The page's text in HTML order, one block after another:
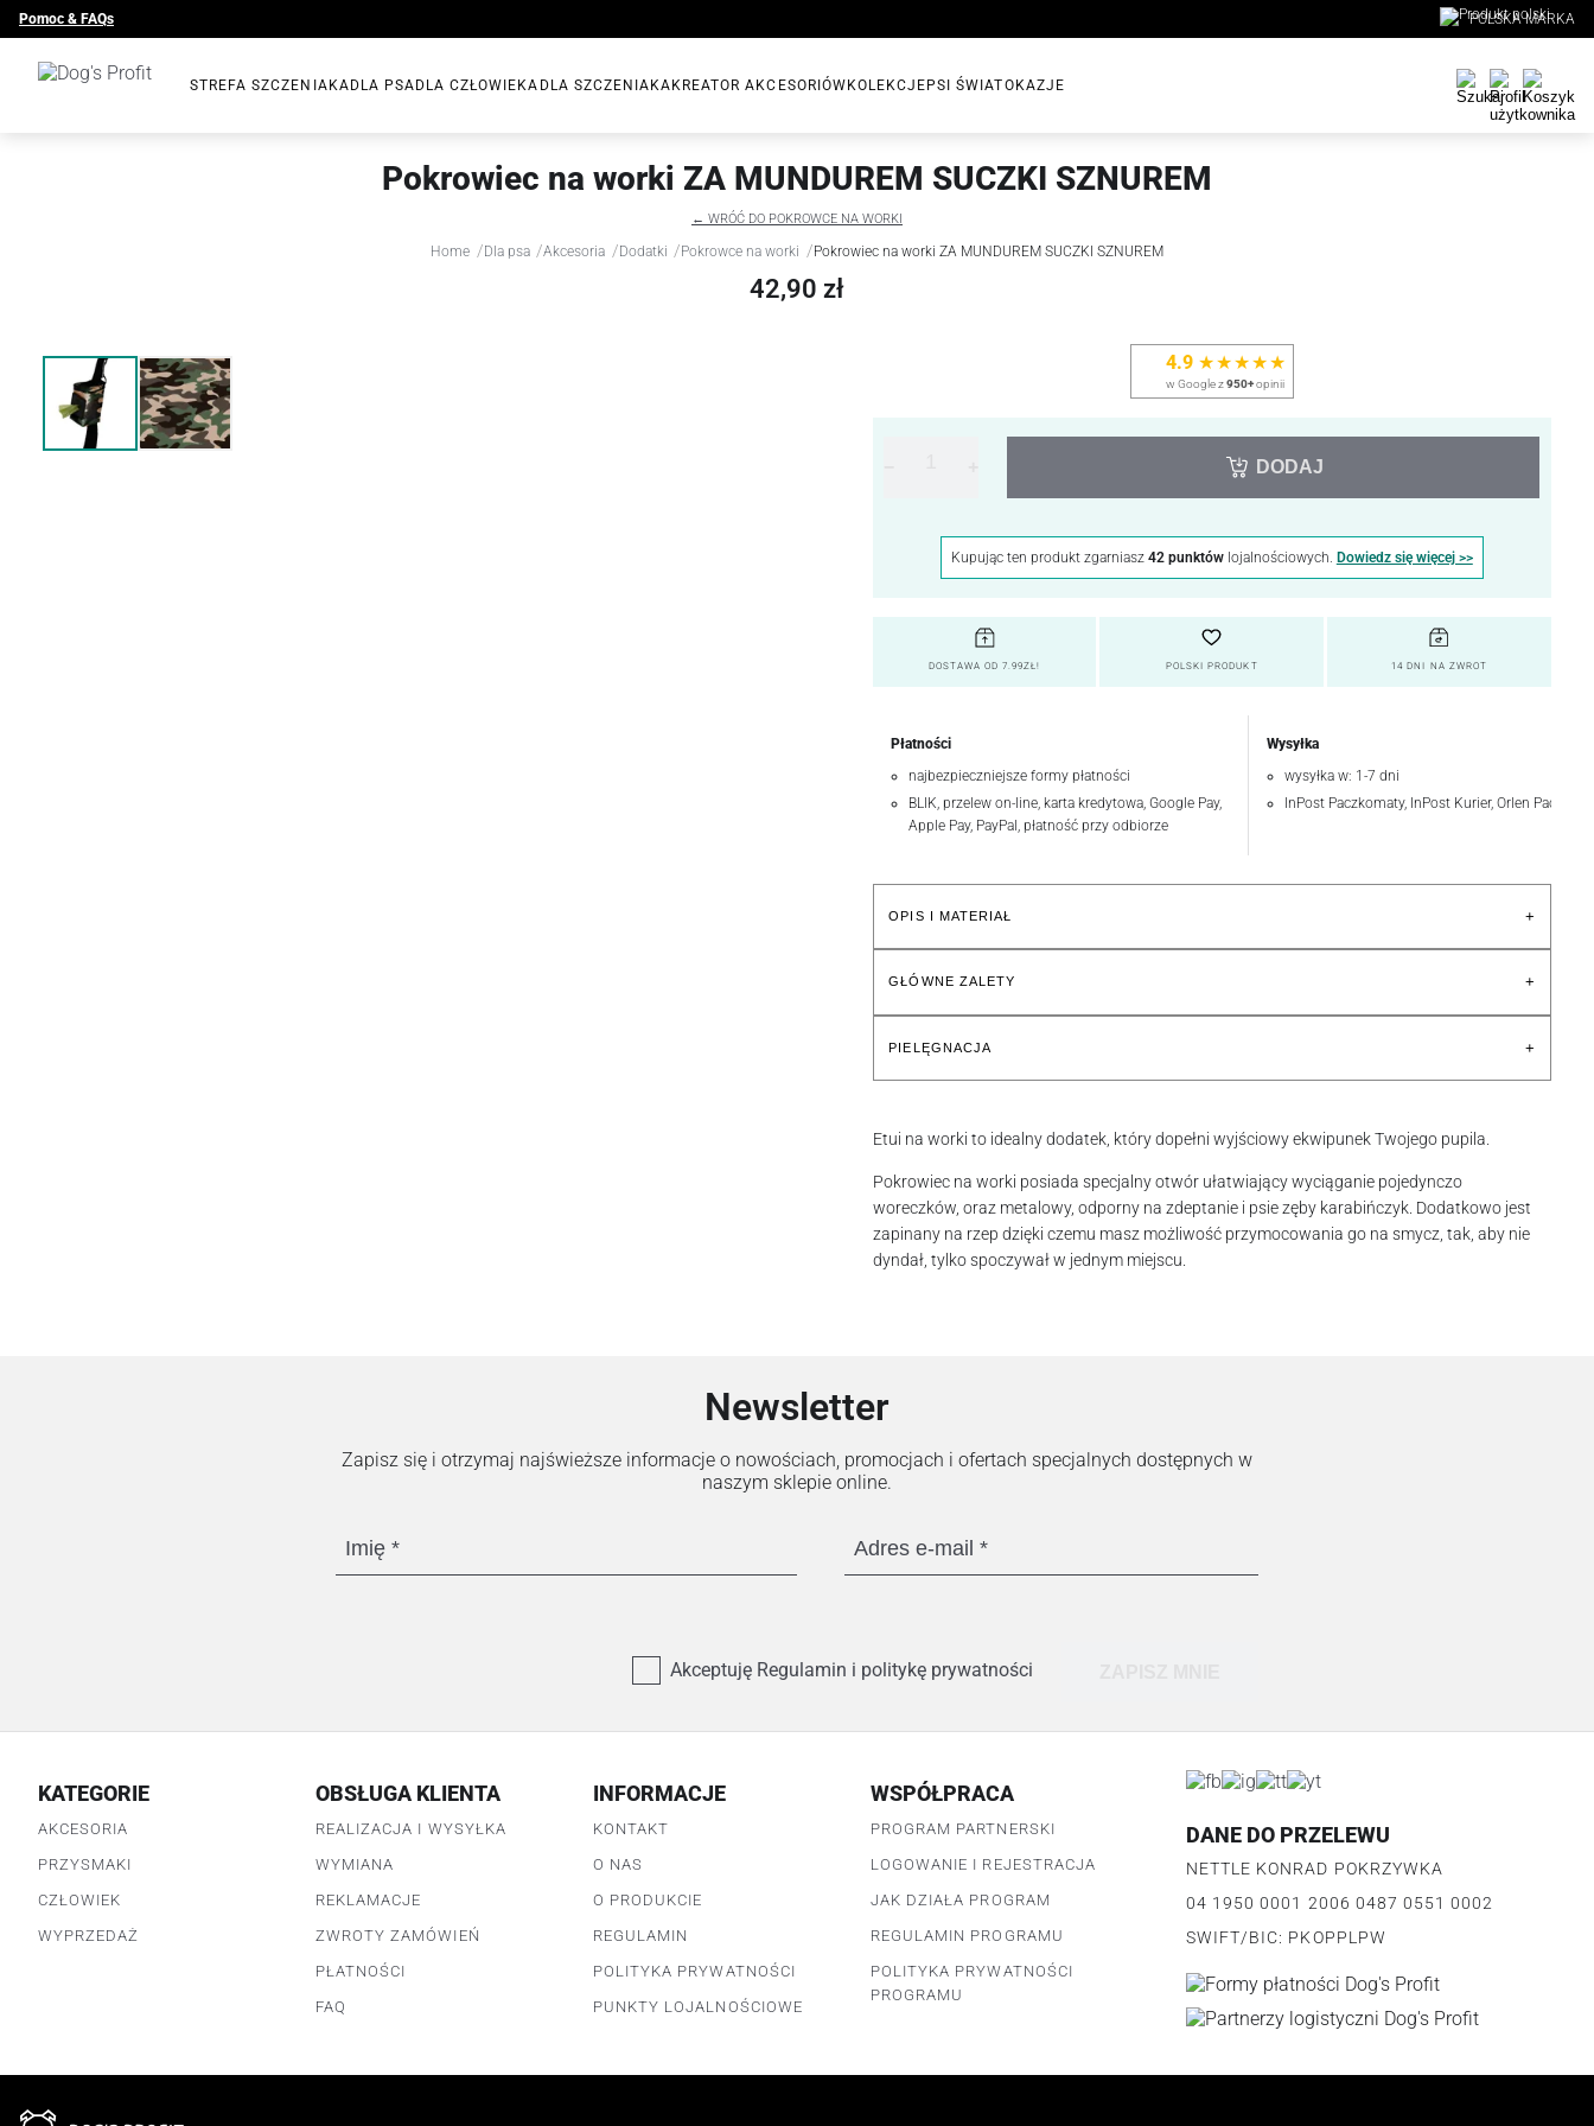
Pomoc & FAQs POLSKA MARKA
STREFA SZCZENIAKA DLA PSA DLA CZŁOWIEKA DLA SZCZENIAKA KREATOR AKCESORIÓW KOLEKCJE PSI ŚWIATOKAZJE
Pokrowiec na worki ZA MUNDUREM SUCZKI SZNUREM
← WRÓĆ DO POKROWCE NA WORKI
Home /Dla psa /Akcesoria /Dodatki /Pokrowce na worki /Pokrowiec na worki ZA MUNDUREM SUCZKI SZNUREM
42,90 zł
4.9 ★★★★★
w Google z950+opinii
DODAJ
Kupując ten produkt zgarniasz 42 punktówlojalnościowych. Dowiedz się więcej >>
DOSTAWA OD 7.99ZŁ! POLSKI PRODUKT 14 DNI NA ZWROT
Płatności
najbezpieczniejsze formy płatności
BLIK, przelew on-line, karta kredytowa, Google Pay,
Apple Pay, PayPal, płatność przy odbiorze
Wysyłka
wysyłka w: 1-7 dni
InPost Paczkomaty, InPost Kurier, Orlen Paczka
OPIS I MATERIAŁ +
GŁÓWNE ZALETY +
PIELĘGNACJA +
Etui na worki to idealny dodatek, który dopełni wyjściowy ekwipunek Twojego pupila.
Pokrowiec na worki posiada specjalny otwór ułatwiający wyciąganie pojedynczo
woreczków, oraz metalowy, odporny na zdeptanie i psie zęby karabińczyk. Dodatkowo jest
zapinany na rzep dzięki czemu masz możliwość przymocowania go na smycz, tak, aby nie
dyndał, tylko spoczywał w jednym miejscu.
Newsletter
Zapisz się i otrzymaj najświeższe informacje o nowościach, promocjach i ofertach specjalnych dostępnych w
naszym sklepie online.
Imię Adres e-mail
Akceptuję Regulamin i politykę prywatności
KATEGORIE
AKCESORIA
PRZYSMAKI
CZŁOWIEK
WYPRZEDAŻ
OBSŁUGA KLIENTA
REALIZACJA I WYSYŁKA
WYMIANA
REKLAMACJE
ZWROTY ZAMÓWIEŃ
PŁATNOŚCI
FAQ
INFORMACJE
KONTAKT
O NAS
O PRODUKCIE
REGULAMIN
POLITYKA PRYWATNOŚCI
PUNKTY LOJALNOŚCIOWE
WSPÓŁPRACA
PROGRAM PARTNERSKI
LOGOWANIE I REJESTRACJA
JAK DZIAŁA PROGRAM
REGULAMIN PROGRAMU
POLITYKA PRYWATNOŚCI
PROGRAMU
DANE DO PRZELEWU
NETTLE KONRAD POKRZYWKA
04 1950 0001 2006 0487 0551 0002
SWIFT/BIC: PKOPPLPW